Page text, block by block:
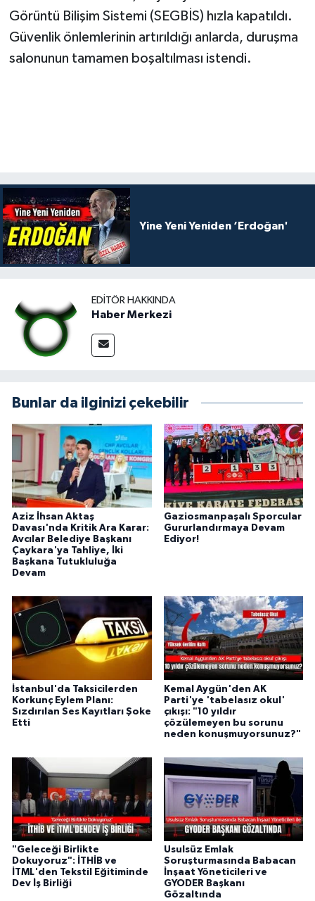
Görüntü Bilişim Sistemi (SEGBİS) hızla kapatıldı.
Güvenlik önlemlerinin artırıldığı anlarda, duruşma
salonunun tamamen boşaltılması istendi.
Yine Yeni Yeniden ‘Erdoğan'
EDITÖR HAKKINDA
Haber Merkezi
Bunlar da ilginizi çekebilir
Aziz İhsan Aktaş
Davası'nda Kritik Ara Karar:
Avcılar Belediye Başkanı
Çaykara'ya Tahliye, İki
Başkana Tutukluluğa
Devam
Gaziosmanpaşalı Sporcular
Gururlandırmaya Devam
Ediyor!
İstanbul'da Taksicilerden
Korkunç Eylem Planı:
Sızdırılan Ses Kayıtları Şoke
Etti
Kemal Aygün'den AK
Parti'ye 'tabelasız okul'
çıkışı: "10 yıldır
çözülemeyen bu sorunu
neden konuşmuyorsunuz?"
"Geleceği Birlikte
Dokuyoruz": İTHİB ve
İTML'den Tekstil Eğitiminde
Dev İş Birliği
Usulsüz Emlak
Soruşturmasında Babacan
İnşaat Yöneticileri ve
GYODER Başkanı
Gözaltında